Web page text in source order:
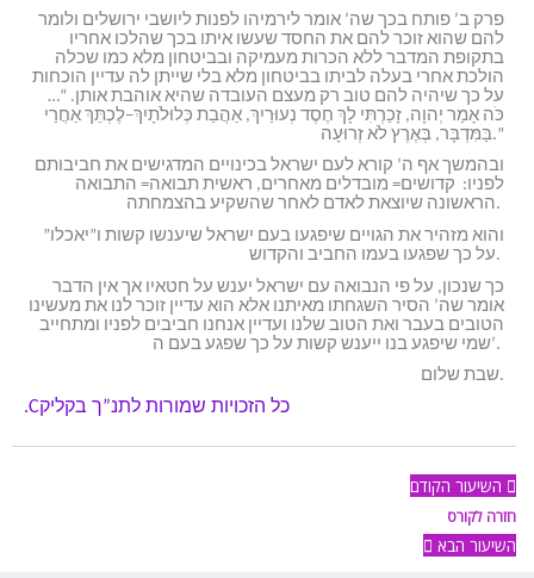
פרק ב’ פותח בכך שה’ אומר לירמיהו לפנות ליושבי ירושלים ולומר
להם שהוא זוכר להם את החסד שעשו איתו בכך שהלכו אחריו
בתקופת המדבר ללא הכרות מעמיקה ובביטחון מלא כמו שכלה
הולכת אחרי בעלה לביתו בביטחון מלא בלי שייתן לה עדיין הוכחות
על כך שיהיה להם טוב רק מעצם העובדה שהיא אוהבת אותן. “…
כֹּה אָמַר יְהוָה, זָכַרְתִּי לָךְ חֶסֶד נְעוּרַיִךְ, אַהֲבַת כְּלוּלֹתָיִךְ–לֶכְתֵּךְ אַחֲרַי
בַּמִּדְבָּר, בְּאֶרֶץ לֹא זְרוּעָה.”
ובהמשך אף ה’ קורא לעם ישראל בכינויים המדגישים את חביבותם
לפניו: קדושים= מובדלים מאחרים, ראשית תבואה= התבואה
הראשונה שיוצאת לאדם לאחר שהשקיע בהצמחתה.
והוא מזהיר את הגויים שיפגעו בעם ישראל שיענשו קשות ו”יאכלו”
על כך שפגעו בעמו החביב והקדוש.
כך שנכון, על פי הנבואה עם ישראל יענש על חטאיו אך אין הדבר
אומר שה’ הסיר השגחתו מאיתנו אלא הוא עדיין זוכר לנו את מעשינו
הטובים בעבר ואת הטוב שלנו ועדיין אנחנו חביבים לפניו ומתחייב
שמי שיפגע בנו ייענש קשות על כך שפגע בעם ה’.
שבת שלום.
C
.
השיעור הקודם
חזרה לקורס
השיעור הבא